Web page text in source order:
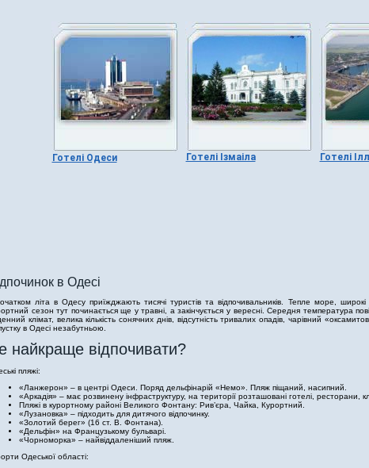
Готелі Одеси Готелі Ізмаіла Готелі
в Одесі
літа в Одесу приїжджають тисячі туристів та відпочивальників. Тепле море, широкі
сезон тут починається ще у травні, а закінчується у вересні. Середня температура
клімат, велика кількість сонячних днів, відсутність тривалих опадів, чарівний
в Одесі незабутньою.
найкраще відпочивати?
пляжі:
«Ланжерон» – в центрі Одеси. Поряд дельфінарій «Немо». Пляж піщаний, насипний.
«Аркадія» – має розвинену інфраструктуру, на території розташовані готелі, ресторани,
Пляжі в курортному районі Великого Фонтану: Рив’єра, Чайка, Курортний.
«Лузановка» – підходить для дитячого відпочинку.
«Золотий берег» (16 ст. В. Фонтана).
«Дельфін» на Французькому бульварі.
«Чорноморка» – найвіддаленіший пляж.
Одеської області: